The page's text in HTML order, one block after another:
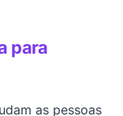
para
as pessoas